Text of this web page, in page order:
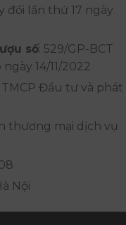
đổi lần thứ 17 ngày
số: 529/GP-BCT
14/11/2022
Đầu tư và phát
thương mại dịch vụ
Nội